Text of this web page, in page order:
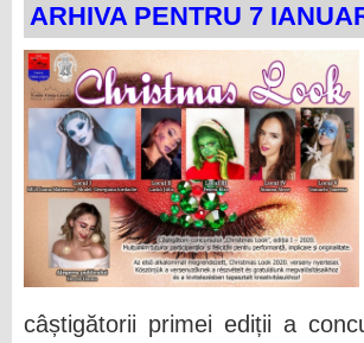
ARHIVA PENTRU 7
câștigătorii primei ediții a